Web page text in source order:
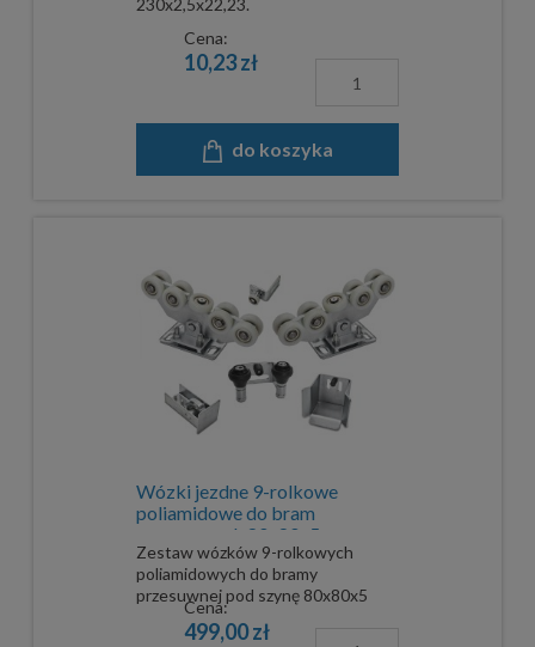
230x2,5x22,23.
Cena:
10,23 zł
do koszyka
Wózki jezdne 9-rolkowe
poliamidowe do bram
przesuwnych 80x80x5 mm -
komplet
Zestaw wózków 9-rolkowych
poliamidowych do bramy
przesuwnej pod szynę 80x80x5
Cena:
499,00 zł